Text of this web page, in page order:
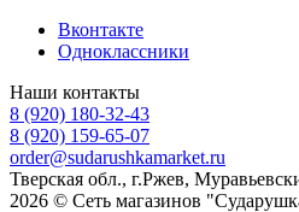
Вконтакте
Одноклассники
Наши контакты
8 (920) 180-32-43
8 (920) 159-65-07
order@sudarushkamarket.ru
Тверская обл., г.Ржев,
2026 © Сеть магазинов